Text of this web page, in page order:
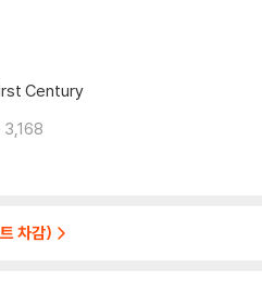
Century
3,168
차감)